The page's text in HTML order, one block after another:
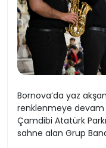
Bornova’da yaz
renklenmeye devam
Çamdibi Atatürk
sahne alan Grup